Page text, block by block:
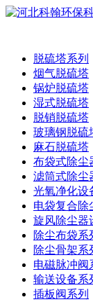
脱硫塔系列
烟气脱硫塔
锅炉脱硫塔
湿式脱硫塔
脱销脱硫塔
玻璃钢脱硫
麻石脱硫塔
布袋式除尘
滤筒式除尘
光氧净化设
电袋复合除
旋风除尘器
除尘布袋系
除尘骨架系
电磁脉冲阀
输送设备系
插板阀系列